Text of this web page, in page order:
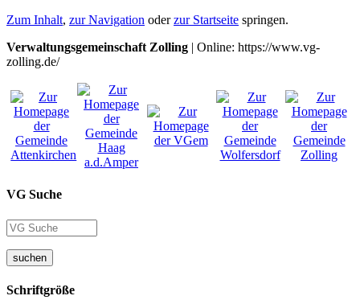
Zum Inhalt, zur Navigation oderzur Startseite springen.
Verwaltungsgemeinschaft Zolling | Online: https://www.vg-
zolling.de/
VG Suche
suchen
Schriftgröße